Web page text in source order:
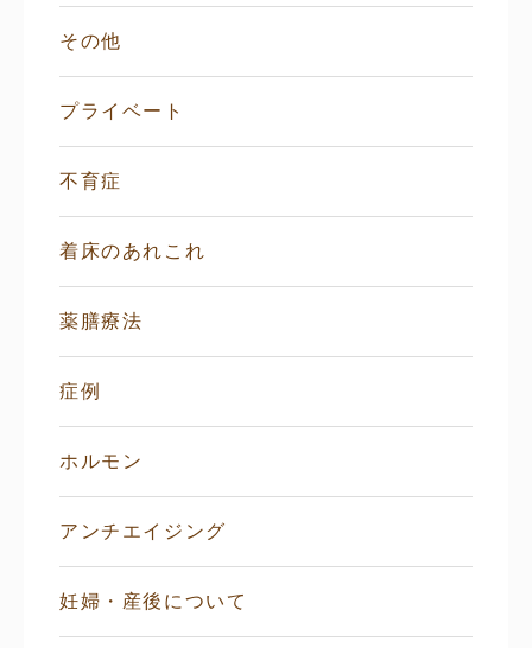
その他
プライベート
不育症
着床のあれこれ
薬膳療法
症例
ホルモン
アンチエイジング
妊婦・産後について